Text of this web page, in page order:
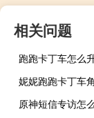
相关问题
跑跑卡丁车怎么
妮妮跑跑卡丁车
原神短信专访怎